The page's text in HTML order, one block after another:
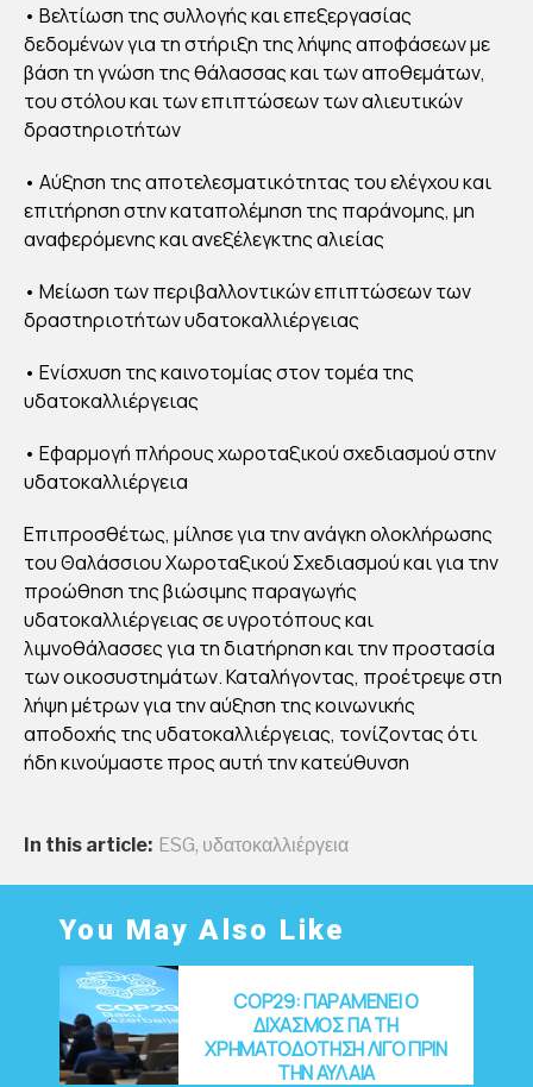
• Βελτίωση της συλλογής και επεξεργασίας
δεδομένων για τη στήριξη της λήψης αποφάσεων με
βάση τη γνώση της θάλασσας και των αποθεμάτων,
του στόλου και των επιπτώσεων των αλιευτικών
δραστηριοτήτων
• Αύξηση της αποτελεσματικότητας του ελέγχου και
επιτήρηση στην καταπολέμηση της παράνομης, μη
αναφερόμενης και ανεξέλεγκτης αλιείας
• Μείωση των περιβαλλοντικών επιπτώσεων των
δραστηριοτήτων υδατοκαλλιέργειας
• Ενίσχυση της καινοτομίας στον τομέα της
υδατοκαλλιέργειας
• Εφαρμογή πλήρους χωροταξικού σχεδιασμού στην
υδατοκαλλιέργεια
Επιπροσθέτως, μίλησε για την ανάγκη ολοκλήρωσης
του Θαλάσσιου Χωροταξικού Σχεδιασμού και για την
προώθηση της βιώσιμης παραγωγής
υδατοκαλλιέργειας σε υγροτόπους και
λιμνοθάλασσες για τη διατήρηση και την προστασία
των οικοσυστημάτων. Καταλήγοντας, προέτρεψε στη
λήψη μέτρων για την αύξηση της κοινωνικής
αποδοχής της υδατοκαλλιέργειας, τονίζοντας ότι
ήδη κινούμαστε προς αυτή την κατεύθυνση
In this article: ESG, υδατοκαλλιέργεια
You May Also Like
COP29: ΠΑΡΑΜΕΝΕΙ Ο
ΔΙΧΑΣΜΟΣ ΓΙΑ ΤΗ
ΧΡΗΜΑΤΟΔΟΤΗΣΗ ΛΙΓΟ ΠΡΙΝ
ΤΗΝ ΑΥΛΑΙΑ